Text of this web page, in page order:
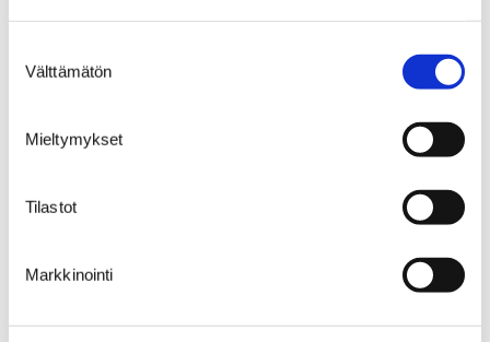
valinta
Välttämätön
Mieltymykset
Tilastot
Markkinointi
yhteiskuntaa yhdistämällä ihmiset,
lääkäreitä tekemään oikeita
Varaa demo